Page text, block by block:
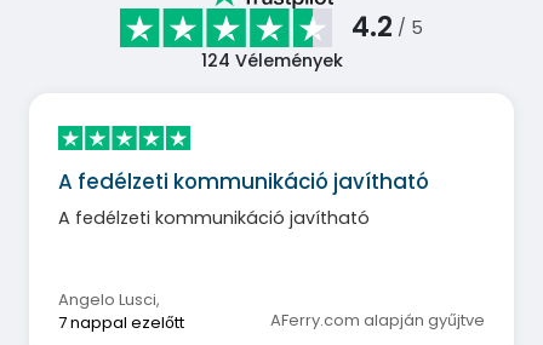
4.2 / 5
124 Vélemények
A fedélzeti kommunikáció javítható
A fedélzeti kommunikáció javítható
Angelo Lusci,
7 nappal ezelőtt
AFerry.com alapján gyűjtve